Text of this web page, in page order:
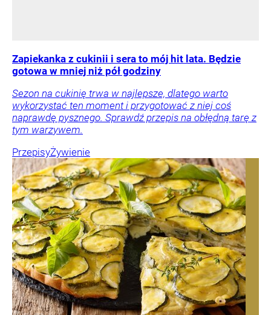
Zapiekanka z cukinii i sera to mój hit lata. Będzie
gotowa w mniej niż pół godziny
Sezon na cukinię trwa w najlepsze, dlatego warto
wykorzystać ten moment i przygotować z niej coś
naprawdę pysznego. Sprawdź przepis na obłędną tarę z
tym warzywem.
PrzepisyŻywienie